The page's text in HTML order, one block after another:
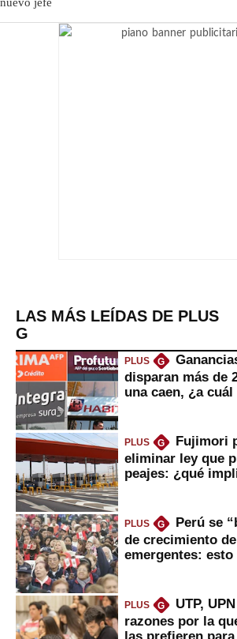
LAS MÁS LEÍDAS DE PLUS
G
PLUS G
disparan más de
una caen, ¿a
PLUS G
Fujimori
eliminar ley que
peajes: ¿qué
PLUS G
Perú se
de crecimiento
emergentes: esto
PLUS G
UTP,
razones por la
las prefieren